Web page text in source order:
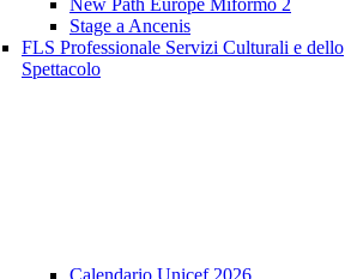
New Path Europe Miformo 2
Stage a Ancenis
FLS Professionale Servizi Culturali e dello
Spettacolo